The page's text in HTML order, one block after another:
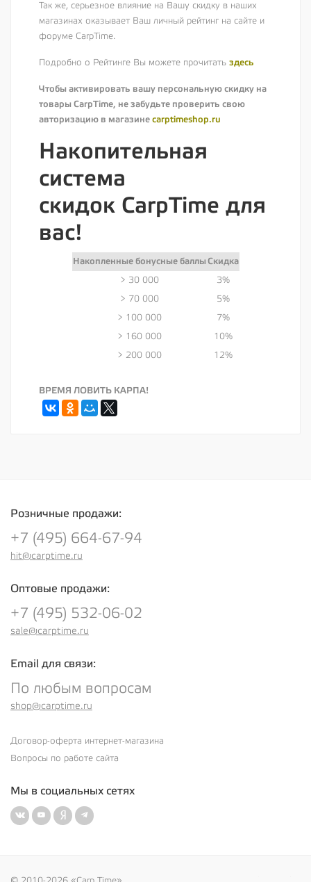
Так же, серьезное влияние на Вашу скидку в наших
магазинах оказывает Ваш личный рейтинг на сайте и
форуме CarpTime.
Подробно о Рейтинге Вы можете прочитать здесь
Чтобы активировать вашу персональную скидку на
товары CarpTime, не забудьте проверить свою
авторизацию в магазинеcarptimeshop.ru
Накопительная
система
скидок CarpTime для
вас!
Накопленные бонусные баллыСкидка
> 30 000
3%
> 70 000
5%
> 100 000
7%
> 160 000
10%
> 200 000
12%
ВРЕМЯ ЛОВИТЬ КАРПА!
Розничные продажи:
+7 (495) 664-67-94
hit@carptime.ru
Оптовые продажи:
+7 (495) 532-06-02
sale@carptime.ru
Email для связи:
По любым вопросам
shop@carptime.ru
Договор-оферта интернет-магазина
Вопросы по работе сайта
Мы в социальных сетях